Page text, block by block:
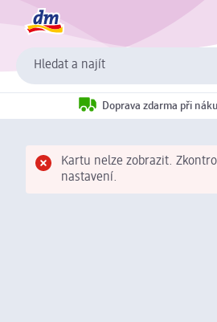
Hledat a najít
Doprava zdarma při
Kartu nelze zobrazit.
nastavení.